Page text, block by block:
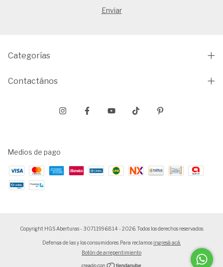
Categorías
Contactános
Medios de pago
Copyright HGS Aberturas - 30711996814 - 2026. Todos los derechos reservados.
Defensa de las y los consumidores. Para reclamos ingresá acá.
Botón de arrepentimiento